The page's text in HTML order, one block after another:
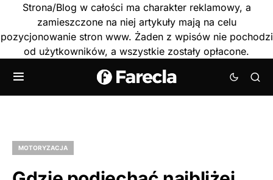
Strona/Blog w całości ma charakter reklamowy, a
zamieszczone na niej artykuły mają na celu
pozycjonowanie stron www. Żaden z wpisów nie pochodzi
od użytkowników, a wszystkie zostały opłacone.
MOTORYZACJA